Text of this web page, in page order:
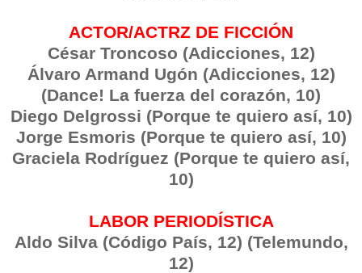
ACTOR/ACTRZ DE FICCIÓN
César Troncoso (Adicciones, 12)
Álvaro Armand Ugón (Adicciones, 12)
(Dance! La fuerza del corazón, 10)
Diego Delgrossi (Porque te quiero así, 10)
Jorge Esmoris (Porque te quiero así, 10)
Graciela Rodríguez (Porque te quiero así,
10)
LABOR PERIODÍSTICA
Aldo Silva (Código País, 12) (Telemundo,
12)